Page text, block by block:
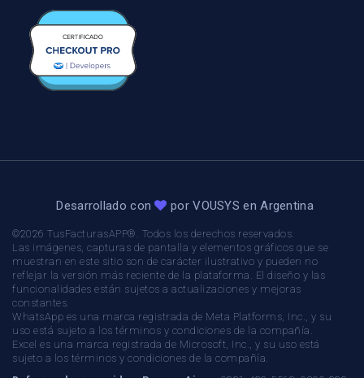
Desarrollado con porVOUSYS en Argentina
©2026 TusFacturasAPP®. Todos los derechos reservados.
Las imágenes, capturas de pantalla y elementos gráficos que se
muestran en este sitio son de carácter ilustrativo y pueden no
reflejar la versión más reciente de la plataforma. El diseño y las
funcionalidades están sujetos a actualizaciones y mejoras
constantes.
WhatsApp es una marca registrada de Meta Platforms, Inc., y su
uso está sujeto a los términos y condiciones de la compañía.
Excel es una marca registrada de Microsoft, Inc., y su uso está
sujeto a los términos y condiciones de la compañía.